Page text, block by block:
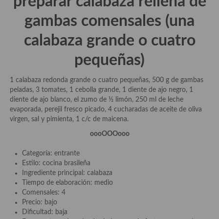
Plato principal
Aves
Pescado y Marisco
Postres y dulces
Postres con frutas
Salazones y encurtidos
Recetas Especiales
Recetas de Cuaresma
Recetas maridadas con los mejores AOVES
gambas comensales (una
calabaza grande o cuatro
pequeñas)
1 calabaza redonda grande o cuatro pequeñas, 500 g de gambas
peladas, 3 tomates, 1 cebolla grande, 1 diente de ajo negro, 1
diente de ajo blanco, el zumo de ½ limón, 250 ml de leche
evaporada, perejil fresco picado, 4 cucharadas de aceite de oliva
virgen, sal y pimienta, 1 c/c de maicena.
oooOOOooo
Categoría: entrante
Estilo: cocina brasileña
Ingrediente principal: calabaza
Tiempo de elaboración: medio
Comensales: 4
Precio: bajo
Dificultad: baja